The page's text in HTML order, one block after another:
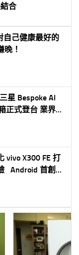
合
自己健康最好的
晚！
星 Bespoke AI
正式登台 業界首
複合式冷卻系統
體驗
vivo X300 FE 打
Android 首創無